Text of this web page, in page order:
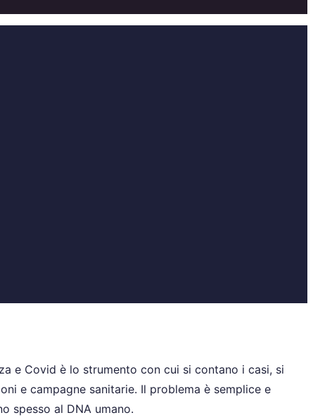
e Covid è lo strumento con cui si contano i casi, si
e campagne sanitarie. Il problema è semplice e
spesso al DNA umano.